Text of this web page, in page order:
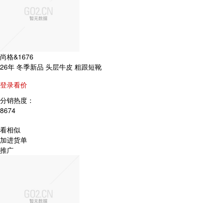
尚格&1676
26年 冬季新品 头层牛皮 粗跟短靴
登录看价
分销热度：
8674
看相似
加进货单
推广